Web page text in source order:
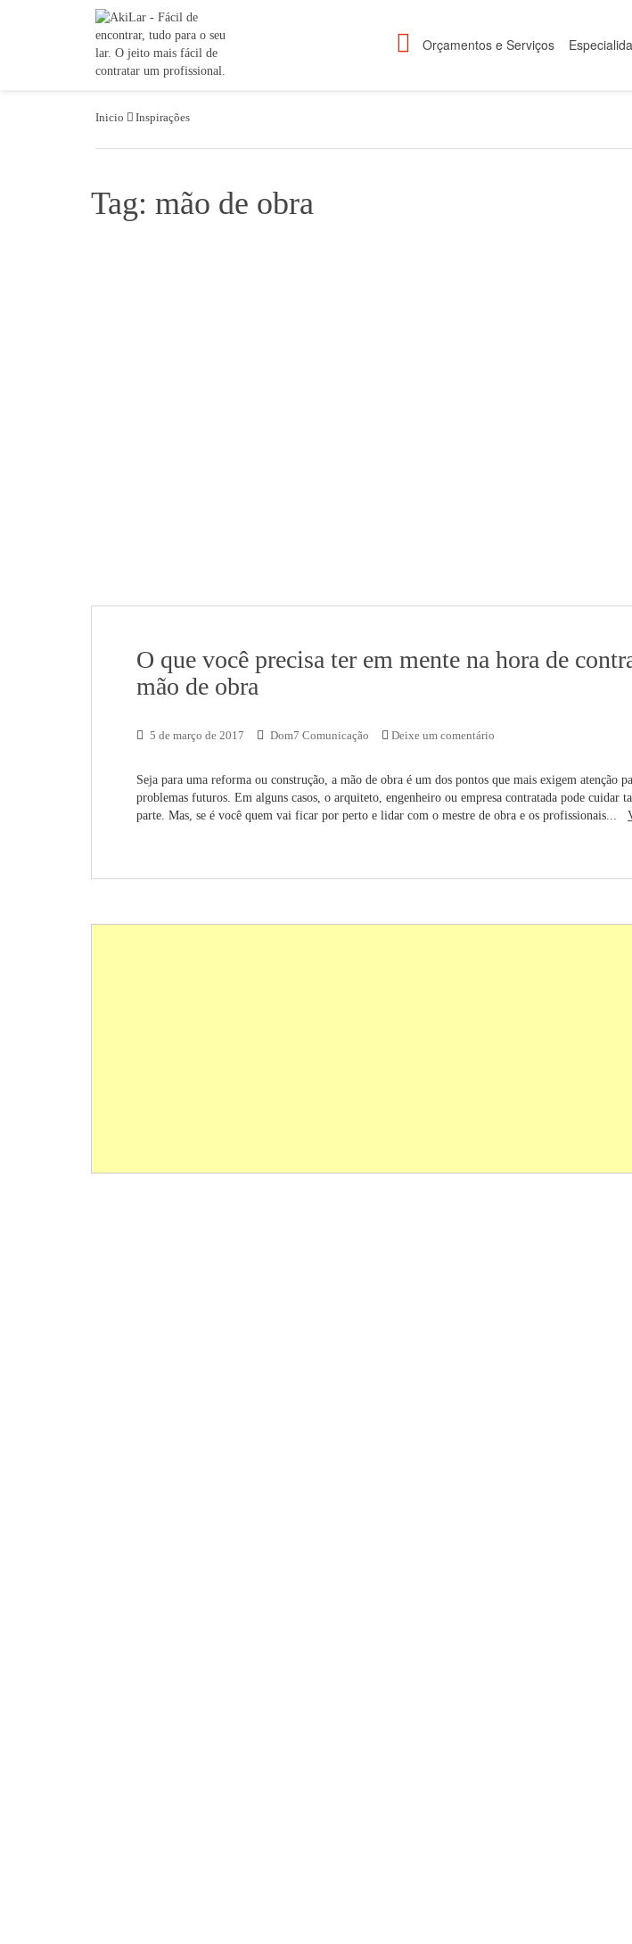
Orçamentos e Serviços
Inicio Inspirações
Tag: mão de obra
O que você precisa ter em mente na hora de
mão de obra
5 de março de 2017 Dom7 Comunicação Deixe um comentário
Seja para uma reforma ou construção, a mão de obra é um dos pontos que mais exigem atenção
problemas futuros. Em alguns casos, o arquiteto, engenheiro ou empresa contratada pode cuidar
parte. Mas, se é você quem vai ficar por perto e lidar com o mestre de obra e os profissionais...